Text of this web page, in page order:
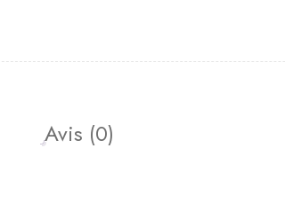
Avis (0)